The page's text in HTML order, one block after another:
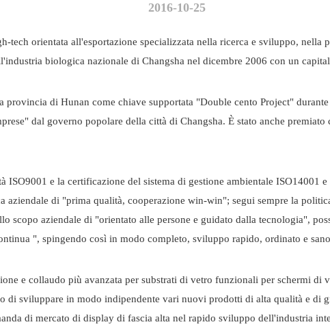
2016-10-25
tech orientata all'esportazione specializzata nella ricerca e sviluppo,
biologica nazionale di Changsha nel dicembre 2006 con un
provincia di Hunan come chiave supportata "Double cento Project"
dal governo popolare della città di Changsha. È stato anche
ISO9001 e la certificazione del sistema di gestione ambientale
aziendale di "prima qualità, cooperazione win-win"; segui sempre la
scopo aziendale di "orientato alle persone e guidato dalla tecnologia",
", spingendo così in modo completo, sviluppo rapido, ordinato e
e collaudo più avanzata per substrati di vetro funzionali per schermi
di sviluppare in modo indipendente vari nuovi prodotti di alta qualità e di
di mercato di display di fascia alta nel rapido sviluppo dell'industria